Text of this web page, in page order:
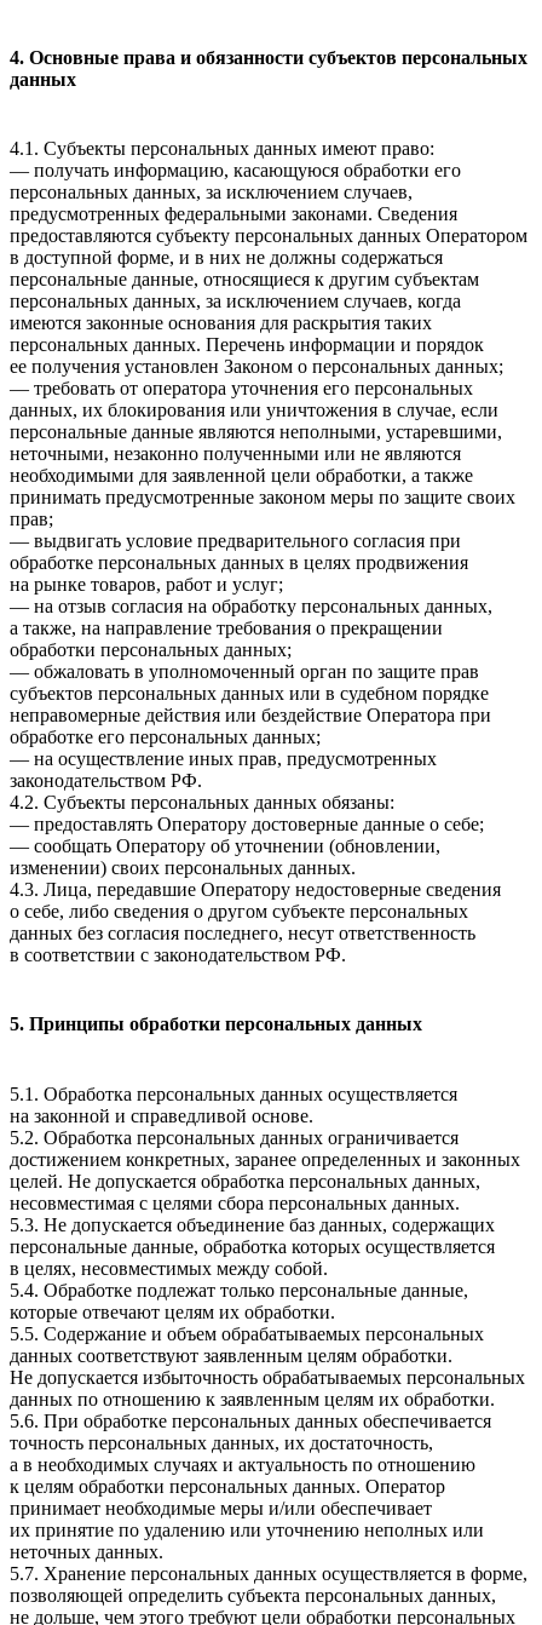
4. Основные права и обязанности субъектов персональных
данных
4.1. Субъекты персональных данных имеют право:
— получать информацию, касающуюся обработки его
персональных данных, за исключением случаев,
предусмотренных федеральными законами. Сведения
предоставляются субъекту персональных данных Оператором
в доступной форме, и в них не должны содержаться
персональные данные, относящиеся к другим субъектам
персональных данных, за исключением случаев, когда
имеются законные основания для раскрытия таких
персональных данных. Перечень информации и порядок
ее получения установлен Законом о персональных данных;
— требовать от оператора уточнения его персональных
данных, их блокирования или уничтожения в случае, если
персональные данные являются неполными, устаревшими,
неточными, незаконно полученными или не являются
необходимыми для заявленной цели обработки, а также
принимать предусмотренные законом меры по защите своих
прав;
— выдвигать условие предварительного согласия при
обработке персональных данных в целях продвижения
на рынке товаров, работ и услуг;
— на отзыв согласия на обработку персональных данных,
а также, на направление требования о прекращении
обработки персональных данных;
— обжаловать в уполномоченный орган по защите прав
субъектов персональных данных или в судебном порядке
неправомерные действия или бездействие Оператора при
обработке его персональных данных;
— на осуществление иных прав, предусмотренных
законодательством РФ.
4.2. Субъекты персональных данных обязаны:
— предоставлять Оператору достоверные данные о себе;
— сообщать Оператору об уточнении (обновлении,
изменении) своих персональных данных.
4.3. Лица, передавшие Оператору недостоверные сведения
о себе, либо сведения о другом субъекте персональных
данных без согласия последнего, несут ответственность
в соответствии с законодательством РФ.
5. Принципы обработки персональных данных
5.1. Обработка персональных данных осуществляется
на законной и справедливой основе.
5.2. Обработка персональных данных ограничивается
достижением конкретных, заранее определенных и законных
целей. Не допускается обработка персональных данных,
несовместимая с целями сбора персональных данных.
5.3. Не допускается объединение баз данных, содержащих
персональные данные, обработка которых осуществляется
в целях, несовместимых между собой.
5.4. Обработке подлежат только персональные данные,
которые отвечают целям их обработки.
5.5. Содержание и объем обрабатываемых персональных
данных соответствуют заявленным целям обработки.
Не допускается избыточность обрабатываемых персональных
данных по отношению к заявленным целям их обработки.
5.6. При обработке персональных данных обеспечивается
точность персональных данных, их достаточность,
а в необходимых случаях и актуальность по отношению
к целям обработки персональных данных. Оператор
принимает необходимые меры и/или обеспечивает
их принятие по удалению или уточнению неполных или
неточных данных.
5.7. Хранение персональных данных осуществляется в форме,
позволяющей определить субъекта персональных данных,
не дольше, чем этого требуют цели обработки персональных